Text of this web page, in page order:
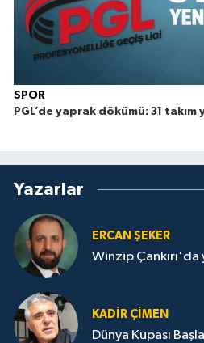
SPOR
PGL’de yaprak dökümü: 31
Yazarlar
ERCAN ŞEKER
Winzip Çankırı'da
KADIR ÇIMEN
Dünya Kupası